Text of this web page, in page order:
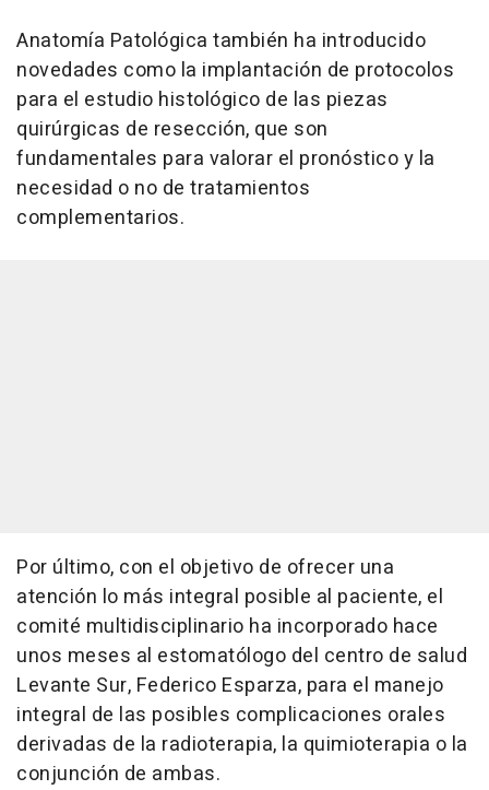
Anatomía Patológica también ha introducido
novedades como la implantación de protocolos
para el estudio histológico de las piezas
quirúrgicas de resección, que son
fundamentales para valorar el pronóstico y la
necesidad o no de tratamientos
complementarios.
Por último, con el objetivo de ofrecer una
atención lo más integral posible al paciente, el
comité multidisciplinario ha incorporado hace
unos meses al estomatólogo del centro de salud
Levante Sur, Federico Esparza, para el manejo
integral de las posibles complicaciones orales
derivadas de la radioterapia, la quimioterapia o la
conjunción de ambas.